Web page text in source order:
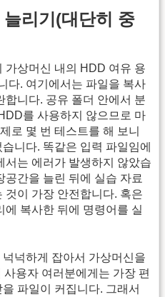
리기(대단히 중
가상머신 내의 HDD 여유 용
다. 여기에서는 파일을 복사
니다. 공유 폴더 안에서 분
를 사용하지 않으므로 마
로 몇 번 테스트를 해 보니
니다. 똑같은 입력 파일임에
서는 에러가 발생하지 않았습
공간을 늘린 뒤에 실습 자료
것이 가장 안전합니다. 혹은
에 복사한 뒤에 명령어를 실
넉하게 잡아서 가상머신을
용자 여러분에게는 가장 편
파일이 커집니다. 그래서